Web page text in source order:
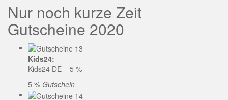
Nur noch kurze Zeit
Gutscheine 2020
Kids24:
Kids24 DE – 5 %
5 % Gutschein